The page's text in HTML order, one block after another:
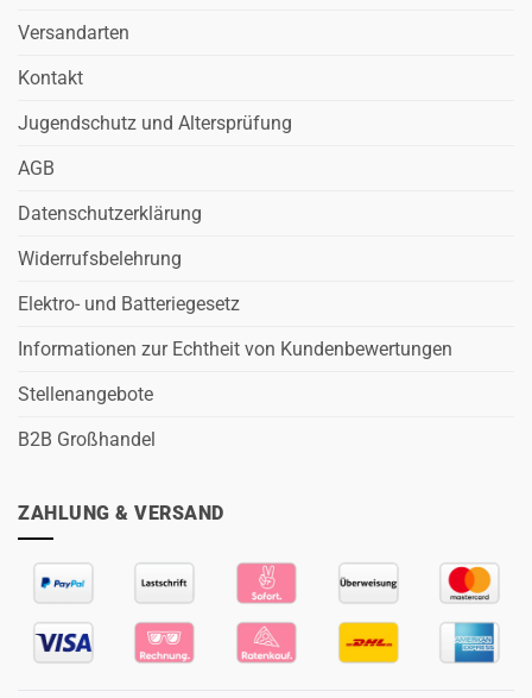
Versandarten
Kontakt
Jugendschutz und Altersprüfung
AGB
Datenschutzerklärung
Widerrufsbelehrung
Elektro- und Batteriegesetz
Informationen zur Echtheit von Kundenbewertungen
Stellenangebote
B2B Großhandel
ZAHLUNG & VERSAND